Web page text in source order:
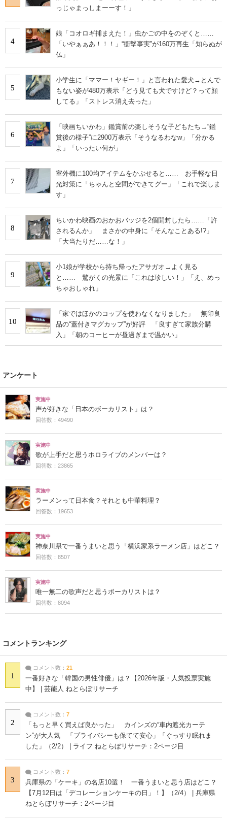
っじゃまっしまーーす！」
4
娘「コオロギ捕まえた！」虫かごの中をのぞくと……
「いやぁぁあ！！！」“衝撃事実”が160万再生「知らぬが
仏」
5
小学生に「ママー！ヤギー！」と言われた愛犬→とんで
もない姿が480万表示「どう見ても犬ですけど？って顔
してる」「ストレス消え去った」
6
「映画ちいかわ」鑑賞前の楽しそうな子どもたち→“鑑
賞後の様子”に2900万表示「そうなるわなw」「分かる
よ」「いったい何が」
7
室外機に100均アイテムをかぶせると…… お手軽な日
光対策に「ちゃんと空間ができてグー」「これで楽しま
す」
8
ちいかわ映画のおかおバッジを2個開封したら……「許
されるんか」 まさかの中身に「そんなことある!?」
「大当たりだ……な！」
9
小1娘が学校から持ち帰ったアサガオ→よく見る
と…… 驚がくの光景に「これは珍しい！」「え、めっ
ちゃおしゃれ」
10
「家ではほかのコップを使わなくなりました」 無印良
品の“蓋付きマグカップ”が好評 「良すぎて家族分購
入」「朝のコーヒーが昼過ぎまで温かい」
アンケート
実施中
声が好きな「日本のボーカリスト」は？
回答数：49490
実施中
歌が上手だと思うホロライブのメンバーは？
回答数：23865
実施中
ラーメンって日本食？それとも中華料理？
回答数：19653
実施中
神奈川県で一番うまいと思う「横浜家系ラーメン店」はどこ？
回答数：8507
実施中
唯一無二の歌声だと思うボーカリストは？
回答数：8094
コメントランキング
1
コメント数： 21
一番好きな「韓国の男性俳優」は？【2026年版・人気投票実施
中】 | 芸能人 ねとらぼリサーチ
2
コメント数： 7
「もっと早く買えば良かった」 カインズの“車内遮光カーテ
ン”が大人気 「プライバシーも保てて安心」「ぐっすり眠れま
した」（2/2） | ライフ ねとらぼリサーチ：2ページ目
3
コメント数： 7
兵庫県の「ケーキ」の名店10選！ 一番うまいと思う店はどこ？
【7月12日は「デコレーションケーキの日」！】（2/4） | 兵庫県
ねとらぼリサーチ：2ページ目